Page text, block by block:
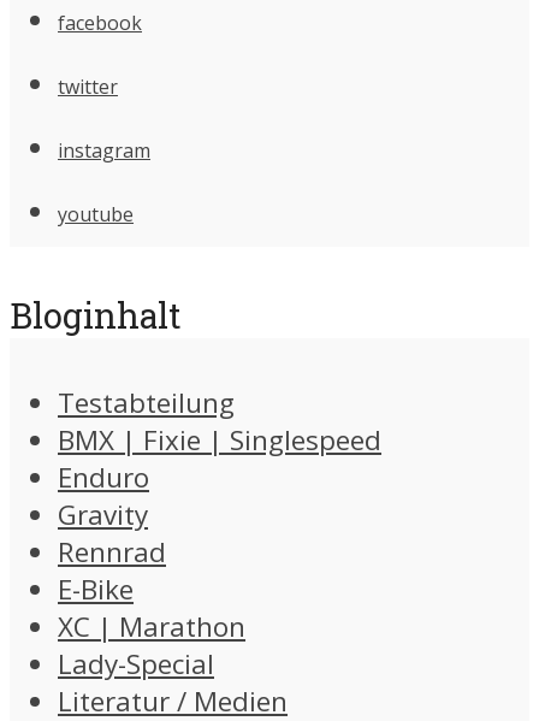
facebook
twitter
instagram
youtube
Bloginhalt
Testabteilung
BMX | Fixie | Singlespeed
Enduro
Gravity
Rennrad
E-Bike
XC | Marathon
Lady-Special
Literatur / Medien